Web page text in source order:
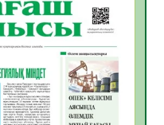
ҰРПАҚ –
КЕҢЕЙТІЛГЕН
32
көшуге ең